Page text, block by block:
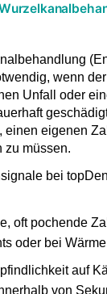
wenn
Unfall oder
einen eigenen
zu müssen.
bei
oft pochende
oder bei Wärme
auf
von